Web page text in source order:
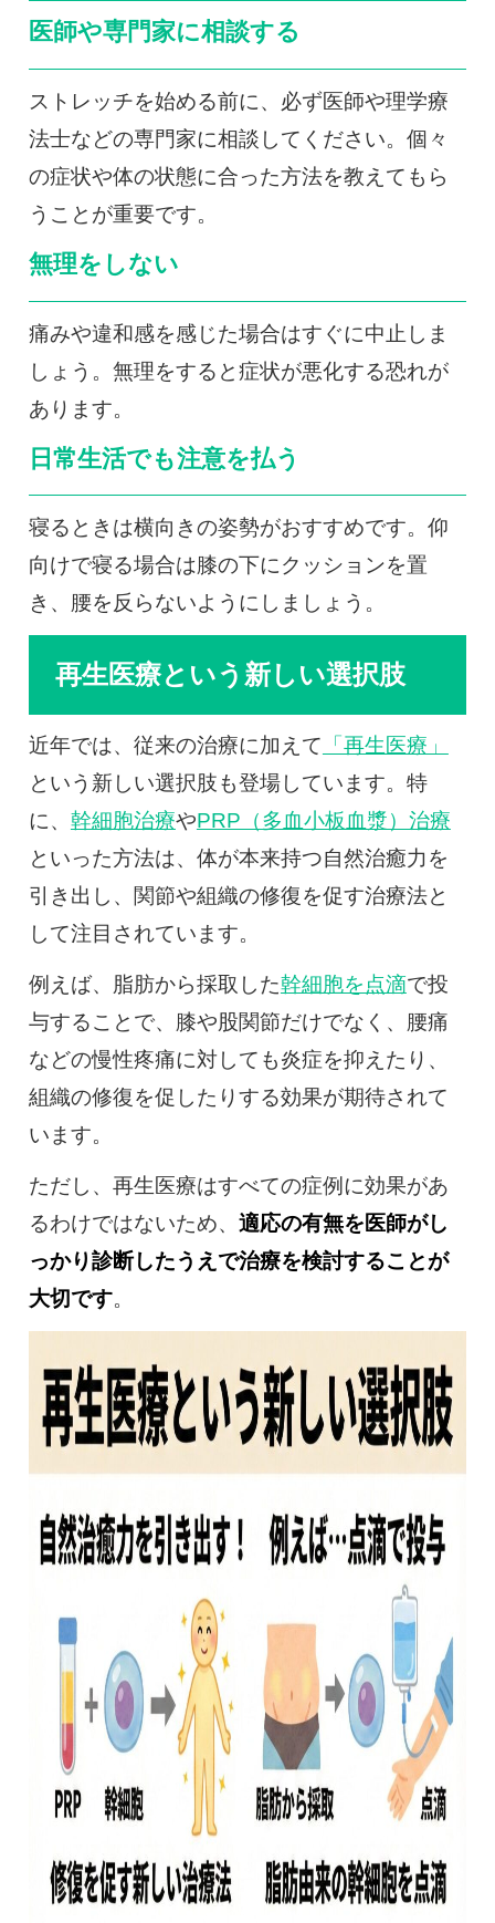
医師や専門家に相談する
ストレッチを始める前に、必ず医師や理学療
法士などの専門家に相談してください。個々
の症状や体の状態に合った方法を教えてもら
うことが重要です。
無理をしない
痛みや違和感を感じた場合はすぐに中止しま
しょう。無理をすると症状が悪化する恐れが
あります。
日常生活でも注意を払う
寝るときは横向きの姿勢がおすすめです。仰
向けで寝る場合は膝の下にクッションを置
き、腰を反らないようにしましょう。
再生医療という新しい選択肢
近年では、従来の治療に加えて 「再生医療」
という新しい選択肢も登場しています。特
に、 幹細胞治療やPRP（多血小板血漿）治療
といった方法は、体が本来持つ自然治癒力を
引き出し、関節や組織の修復を促す治療法と
して注目されています。
例えば、脂肪から採取した幹細胞を点滴で投
与することで、膝や股関節だけでなく、腰痛
などの慢性疼痛に対しても炎症を抑えたり、
組織の修復を促したりする効果が期待されて
います。
ただし、再生医療はすべての症例に効果があ
るわけではないため、 適応の有無を医師がし
っかり診断したうえで治療を検討することが
大切です。